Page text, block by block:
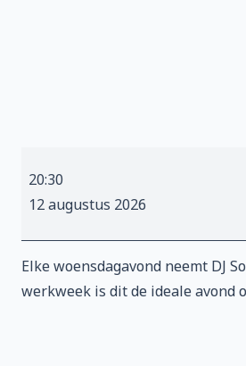
Zaagshow
20:30
12 augustus 2026
Elke woensdagavond neemt DJ
werkweek is dit de ideale avond